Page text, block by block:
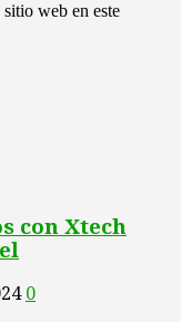
web en este
con Xtech
0